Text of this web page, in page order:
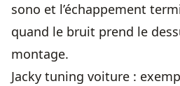
sono et l’échappement
quand le bruit prend le
montage.
Jacky tuning voiture :